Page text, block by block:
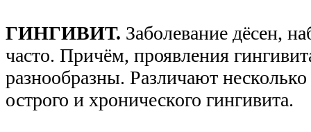
ГИНГИВИТ. Заболевание дёсен,
часто. Причём, проявления
разнообразны. Различают
острого и хронического гингивита.